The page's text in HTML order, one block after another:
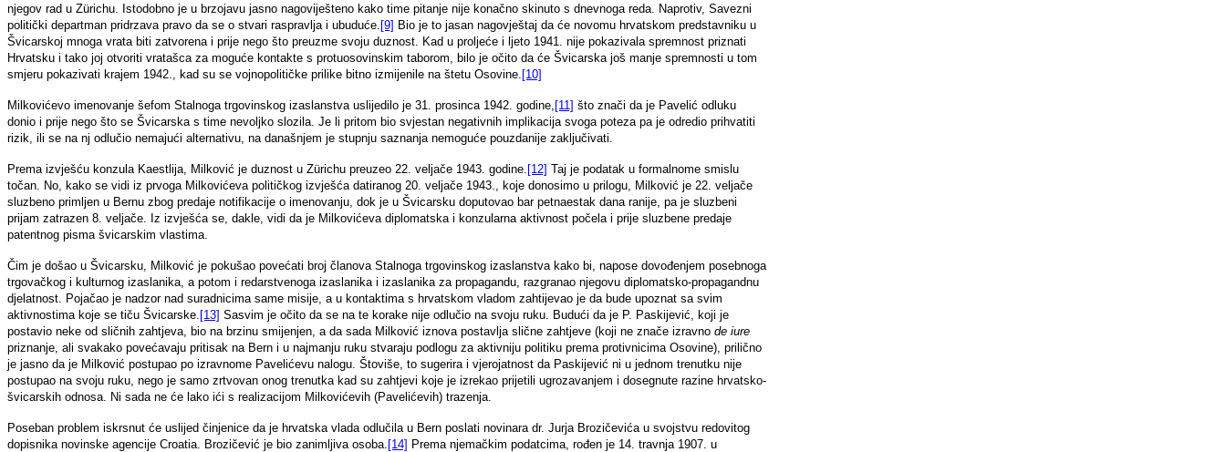
njegov rad u Zürichu. Istodobno je u brzojavu jasno nagoviješteno kako time pitanje nije konačno skinuto s dnevnoga reda. Naprotiv, Savezni
politički departman pridrzava pravo da se o stvari raspravlja i ubuduće. [9] Bio je to jasan nagovještaj da će novomu hrvatskom predstavniku u
Švicarskoj mnoga vrata biti zatvorena i prije nego što preuzme svoju duznost. Kad u proljeće i ljeto 1941. nije pokazivala spremnost priznati
Hrvatsku i tako joj otvoriti vratašca za moguće kontakte s protuosovinskim taborom, bilo je očito da će Švicarska još manje spremnosti u tom
smjeru pokazivati krajem 1942., kad su se vojnopolitičke prilike bitno izmijenile na štetu Osovine. [10]
Milkovićevo imenovanje šefom Stalnoga trgovinskog izaslanstva uslijedilo je 31. prosinca 1942. godine, [11] što znači da je Pavelić odluku
donio i prije nego što se Švicarska s time nevoljko slozila. Je li pritom bio svjestan negativnih implikacija svoga poteza pa je odredio prihvatiti
rizik, ili se na nj odlučio nemajući alternativu, na današnjem je stupnju saznanja nemoguće pouzdanije zaključivati.
Prema izvješću konzula Kaestlija, Milković je duznost u Zürichu preuzeo 22. veljače 1943. godine. [12] Taj je podatak u formalnome smislu
točan. No, kako se vidi iz prvoga Milkovićeva političkog izvješća datiranog 20. veljače 1943., koje donosimo u prilogu, Milković je 22. veljače
sluzbeno primljen u Bernu zbog predaje notifikacije o imenovanju, dok je u Švicarsku doputovao bar petnaestak dana ranije, pa je sluzbeni
prijam zatrazen 8. veljače. Iz izvješća se, dakle, vidi da je Milkovićeva diplomatska i konzularna aktivnost počela i prije sluzbene predaje
patentnog pisma švicarskim vlastima.
Čim je došao u Švicarsku, Milković je pokušao povećati broj članova Stalnoga trgovinskog izaslanstva kako bi, napose dovođenjem posebnoga
trgovačkog i kulturnog izaslanika, a potom i redarstvenoga izaslanika i izaslanika za propagandu, razgranao njegovu diplomatsko-propagandnu
djelatnost. Pojačao je nadzor nad suradnicima same misije, a u kontaktima s hrvatskom vladom zahtijevao je da bude upoznat sa svim
aktivnostima koje se tiču Švicarske. [13] Sasvim je očito da se na te korake nije odlučio na svoju ruku. Budući da je P. Paskijević, koji je
postavio neke od sličnih zahtjeva, bio na brzinu smijenjen, a da sada Milković iznova postavlja slične zahtjeve (koji ne znače izravno de iure
priznanje, ali svakako povećavaju pritisak na Bern i u najmanju ruku stvaraju podlogu za aktivniju politiku prema protivnicima Osovine), prilično
je jasno da je Milković postupao po izravnome Pavelićevu nalogu. Štoviše, to sugerira i vjerojatnost da Paskijević ni u jednom trenutku nije
postupao na svoju ruku, nego je samo zrtvovan onog trenutka kad su zahtjevi koje je izrekao prijetili ugrozavanjem i dosegnute razine hrvatsko-
švicarskih odnosa. Ni sada ne će lako ići s realizacijom Milkovićevih (Pavelićevih) trazenja.
Poseban problem iskrsnut će uslijed činjenice da je hrvatska vlada odlučila u Bern poslati novinara dr. Jurja Brozičevića u svojstvu redovitog
dopisnika novinske agencije Croatia. Brozičević je bio zanimljiva osoba. [14] Prema njemačkim podatcima, rođen je 14. travnja 1907. u